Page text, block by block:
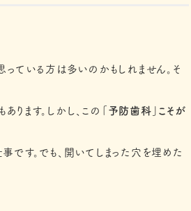
っている方は多いのかもしれません。そ
ます。しかし、この 「予防歯科」こそが
です。でも、開いてしまった穴を埋めた